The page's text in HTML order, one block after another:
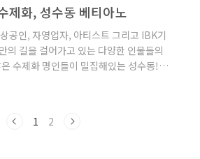
제화, 성수동 베티아노
공인, 자영업자, 아티스트 그리고 IBK기
의 길을 걸어가고 있는 다양한 인물들의
수제화 명인들이 밀집해있는 성수동!
이 넘치는 수제화 가게들을 만나볼 수 있
에서 수제화를 제작하고 있는 베티아노의
1 2